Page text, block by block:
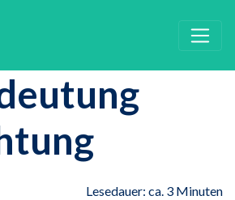
Lesedauer: ca. 3 Minuten